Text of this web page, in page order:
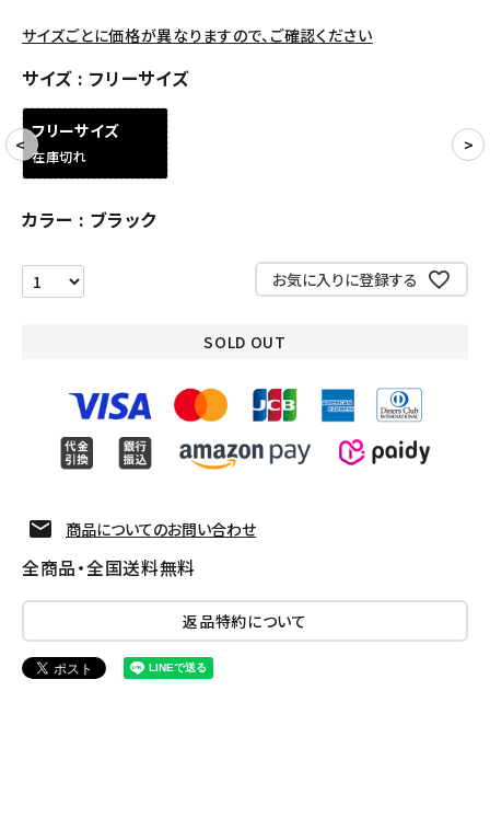
COLLABORATION BRAND
SEASON
CONTENTS
ようこそ ゲスト 様
meeting_room ログイン
サイズごとに価格が異なりますので、ご確認ください
サイズ フリーサイズ
フリーサイズ
在庫切れ
カラー ブラック
お気に入りに登録する
SOLD OUT
商品についてのお問い合わせ
全商品・全国送料無料
返品特約について